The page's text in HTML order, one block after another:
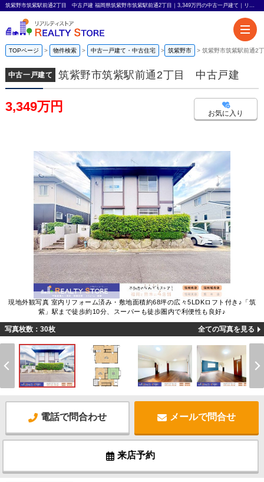
筑紫野市筑紫駅前通2丁目 中古戸建 福岡県筑紫野市筑紫駅前通2丁目｜3,349万円の中古一戸建て｜リアルティストア
TOPページ 物件検索 中古一戸建て・中古住宅 筑紫野市 筑紫野市筑紫駅前通2
中古一戸建て 筑紫野市筑紫駅前通2丁目 中古戸建
3,349万円 お気に入り
現地外観写真 室内リフォーム済み・敷地面積約68坪の広々5LDKロフト付き♪「筑
紫」駅まで徒歩約10分、スーパーも徒歩圏内で利便性も良好♪
写真枚数：30枚 全ての写真を見る
電話で問合わせ メールで問合せ
来店予約